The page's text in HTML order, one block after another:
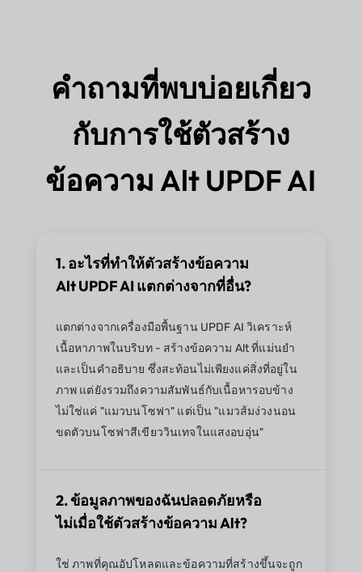
คำถามที่พบบ่อยเกี่ยว
กับการใช้ตัวสร้าง
ข้อความ Alt UPDF AI
1. อะไรที่ทำให้ตัวสร้างข้อความ
Alt UPDF AI แตกต่างจากที่อื่น?
แตกต่างจากเครื่องมือพื้นฐาน UPDF AI วิเคราะห์
เนื้อหาภาพในบริบท - สร้างข้อความ Alt ที่แม่นยำ
และเป็นคำอธิบาย ซึ่งสะท้อนไม่เพียงแค่สิ่งที่อยู่ใน
ภาพ แต่ยังรวมถึงความสัมพันธ์กับเนื้อหารอบข้าง
ไม่ใช่แค่ "แมวบนโซฟา" แต่เป็น "แมวส้มง่วงนอน
ขดตัวบนโซฟาสีเขียววินเทจในแสงอบอุ่น"
2. ข้อมูลภาพของฉันปลอดภัยหรือ
ไม่เมื่อใช้ตัวสร้างข้อความ Alt?
ใช่ ภาพที่คุณอัปโหลดและข้อความที่สร้างขึ้นจะถูก